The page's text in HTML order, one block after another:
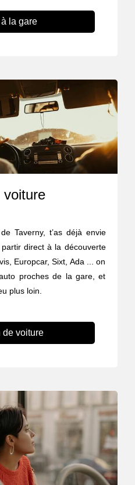
la gare
voiture
Taverny, t’as déjà envie
direct à la découverte
Europcar, Sixt, Ada ... on
proches de la gare, et
plus loin.
de voiture